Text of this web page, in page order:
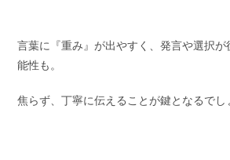
言葉に『重み』が出やすく、発言や選択
能性も。
焦らず、丁寧に伝えることが鍵となるでし